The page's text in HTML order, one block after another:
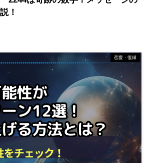
！
恋愛・復縁